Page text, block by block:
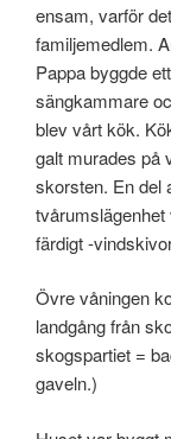
ensam, varför
familjemedlem.
Pappa byggde
sängkammare
blev vårt kök.
galt murades på
skorsten. En del
färdigt -
Övre våningen
landgång från
skogspartiet =
gaveln.)